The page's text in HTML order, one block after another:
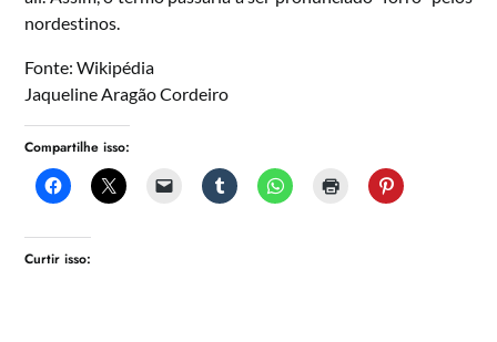
nordestinos.
Fonte: Wikipédia
Jaqueline Aragão Cordeiro
Compartilhe isso:
Curtir isso: